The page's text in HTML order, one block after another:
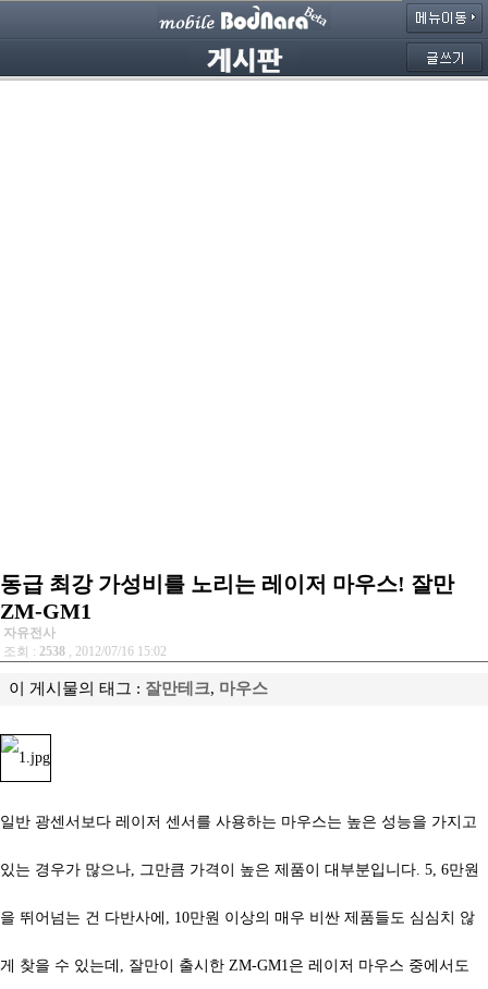
동급 최강 가성비를 노리는 레이저 마우스! 잘만
ZM-GM1
자유전사
조회 : 2538 , 2012/07/16 15:02
이 게시물의 태그 : 잘만테크, 마우스
일반 광센서보다 레이저 센서를 사용하는 마우스는 높은 성능을 가지고
있는 경우가 많으나, 그만큼 가격이 높은 제품이 대부분입니다. 5, 6만원
을 뛰어넘는 건 다반사에, 10만원 이상의 매우 비싼 제품들도 심심치 않
게 찾을 수 있는데, 잘만이 출시한 ZM-GM1은 레이저 마우스 중에서도